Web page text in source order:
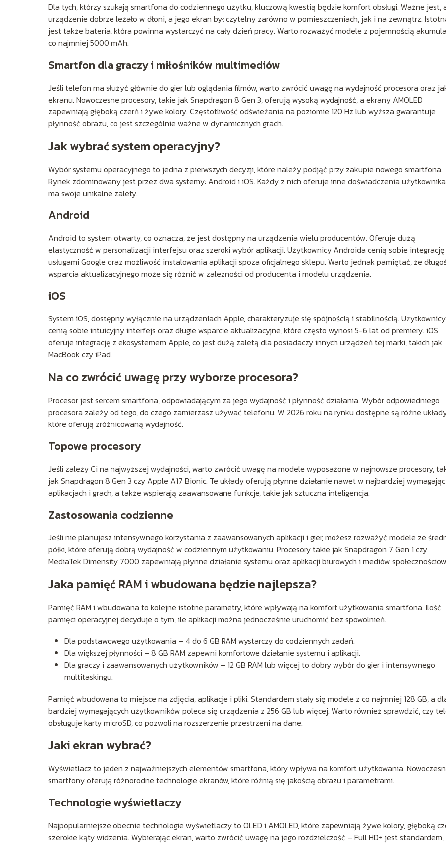
Dla tych, którzy szukają smartfona do codziennego użytku, kluczową kwestią będzie komfort obsługi. Ważne jest,
urządzenie dobrze leżało w dłoni, a jego ekran był czytelny zarówno w pomieszczeniach, jak i na zewnątrz.
jest także bateria, która powinna wystarczyć na cały dzień pracy. Warto rozważyć modele z pojemnością
co najmniej 5000 mAh.
Smartfon dla graczy i miłośników multimediów
Jeśli telefon ma służyć głównie do gier lub oglądania filmów, warto zwrócić uwagę na wydajność procesora oraz
ekranu. Nowoczesne procesory, takie jak Snapdragon 8 Gen 3, oferują wysoką wydajność, a ekrany AMOLED
zapewniają głęboką czerń i żywe kolory. Częstotliwość odświeżania na poziomie 120 Hz lub wyższa gwarantuje
płynność obrazu, co jest szczególnie ważne w dynamicznych grach.
Jak wybrać system operacyjny?
Wybór systemu operacyjnego to jedna z pierwszych decyzji, które należy podjąć przy zakupie nowego smartfona.
Rynek zdominowany jest przez dwa systemy: Android i iOS. Każdy z nich oferuje inne doświadczenia
ma swoje unikalne zalety.
Android
Android to system otwarty, co oznacza, że jest dostępny na urządzenia wielu producentów. Oferuje dużą
elastyczność w personalizacji interfejsu oraz szeroki wybór aplikacji. Użytkownicy Androida cenią sobie integrację
usługami Google oraz możliwość instalowania aplikacji spoza oficjalnego sklepu. Warto jednak pamiętać, że
wsparcia aktualizacyjnego może się różnić w zależności od producenta i modelu urządzenia.
iOS
System iOS, dostępny wyłącznie na urządzeniach Apple, charakteryzuje się spójnością i stabilnością. Użytkownicy
cenią sobie intuicyjny interfejs oraz długie wsparcie aktualizacyjne, które często wynosi 5-6 lat od premiery. iOS
oferuje integrację z ekosystemem Apple, co jest dużą zaletą dla posiadaczy innych urządzeń tej marki, takich jak
MacBook czy iPad.
Na co zwrócić uwagę przy wyborze procesora?
Procesor jest sercem smartfona, odpowiadającym za jego wydajność i płynność działania. Wybór odpowiedniego
procesora zależy od tego, do czego zamierzasz używać telefonu. W 2026 roku na rynku dostępne są różne
które oferują zróżnicowaną wydajność.
Topowe procesory
Jeśli zależy Ci na najwyższej wydajności, warto zwrócić uwagę na modele wyposażone w najnowsze procesory,
jak Snapdragon 8 Gen 3 czy Apple A17 Bionic. Te układy oferują płynne działanie nawet w najbardziej
aplikacjach i grach, a także wspierają zaawansowane funkcje, takie jak sztuczna inteligencja.
Zastosowania codzienne
Jeśli nie planujesz intensywnego korzystania z zaawansowanych aplikacji i gier, możesz rozważyć modele ze
półki, które oferują dobrą wydajność w codziennym użytkowaniu. Procesory takie jak Snapdragon 7 Gen 1 czy
MediaTek Dimensity 7000 zapewniają płynne działanie systemu oraz aplikacji biurowych i mediów
Jaka pamięć RAM i wbudowana będzie najlepsza?
Pamięć RAM i wbudowana to kolejne istotne parametry, które wpływają na komfort użytkowania smartfona. Ilość
pamięci operacyjnej decyduje o tym, ile aplikacji można jednocześnie uruchomić bez spowolnień.
Dla podstawowego użytkowania – 4 do 6 GB RAM wystarczy do codziennych zadań.
Dla większej płynności – 8 GB RAM zapewni komfortowe działanie systemu i aplikacji.
Dla graczy i zaawansowanych użytkowników – 12 GB RAM lub więcej to dobry wybór do gier i intensywnego
multitaskingu.
Pamięć wbudowana to miejsce na zdjęcia, aplikacje i pliki. Standardem stały się modele z co najmniej 128 GB, a
bardziej wymagających użytkowników poleca się urządzenia z 256 GB lub więcej. Warto również sprawdzić, czy
obsługuje karty microSD, co pozwoli na rozszerzenie przestrzeni na dane.
Jaki ekran wybrać?
Wyświetlacz to jeden z najważniejszych elementów smartfona, który wpływa na komfort użytkowania.
smartfony oferują różnorodne technologie ekranów, które różnią się jakością obrazu i parametrami.
Technologie wyświetlaczy
Najpopularniejsze obecnie technologie wyświetlaczy to OLED i AMOLED, które zapewniają żywe kolory, głęboką
szerokie kąty widzenia. Wybierając ekran, warto zwrócić uwagę na jego rozdzielczość – Full HD+ jest standardem,